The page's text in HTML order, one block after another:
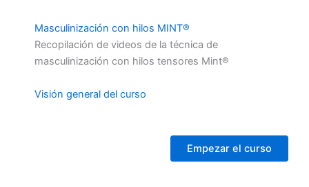
Masculinización con hilos MINT®
Recopilación de videos de la técnica de
masculinización con hilos tensores Mint®
Visión general del curso
Empezar el curso